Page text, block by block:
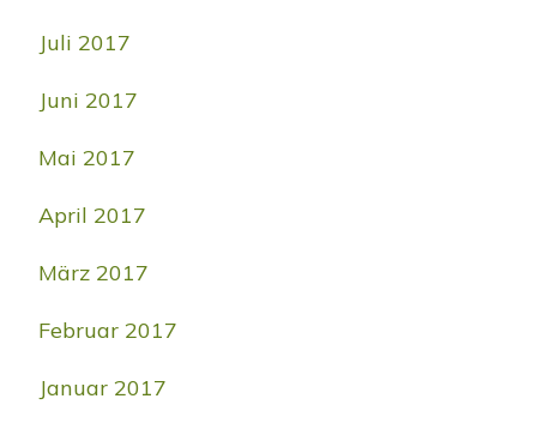
Juli 2017
Juni 2017
Mai 2017
April 2017
März 2017
Februar 2017
Januar 2017